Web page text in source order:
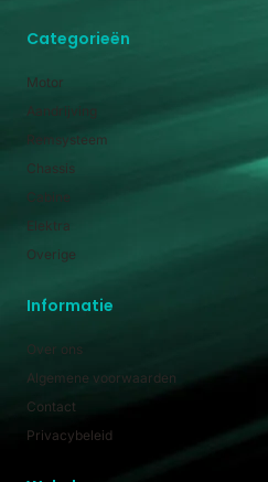
Categorieën
Motor
Aandrijving
Remsysteem
Chassis
Cabine
Elektra
Overige
Informatie
Over ons
Algemene voorwaarden
Contact
Privacybeleid